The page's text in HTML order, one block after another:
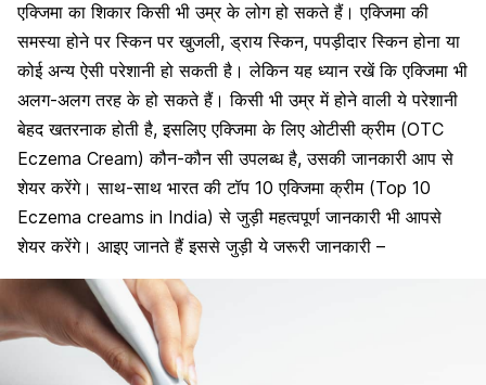
एक्जिमा का शिकार किसी भी उम्र के लोग हो सकते हैं।एक्जिमा की
समस्या होने पर स्किन पर खुजली, ड्राय स्किन, पपड़ीदार स्किन होना या
कोई अन्य ऐसी परेशानी हो सकती है। लेकिन यह ध्यान रखें कि एक्जिमा भी
अलग-अलग तरह के हो सकते हैं। किसी भी उम्र में होने वाली ये परेशानी
बेहद खतरनाक होती है, इसलिए एक्जिमा के लिए ओटीसी क्रीम (OTC
Eczema Cream) कौन-कौन सी उपलब्ध है, उसकी जानकारी आप से
शेयर करेंगे। साथ-साथ भारत की टॉप 10 एक्जिमा क्रीम (Top 10
Eczema creams in India) से जुड़ी महत्वपूर्ण जानकारी भी आपसे
शेयर करेंगे। आइए जानते हैं इससे जुड़ी ये जरूरी जानकारी –